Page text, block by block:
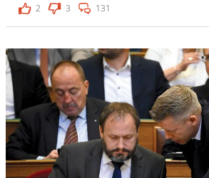
2
3 131